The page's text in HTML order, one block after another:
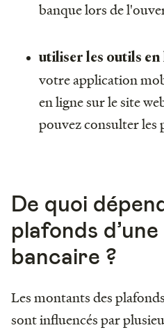
banque lors de
utiliser les outils en
votre application
en ligne sur le site
pouvez consulter les
De quoi
plafonds
bancaire ?
Les montants des
sont influencés par